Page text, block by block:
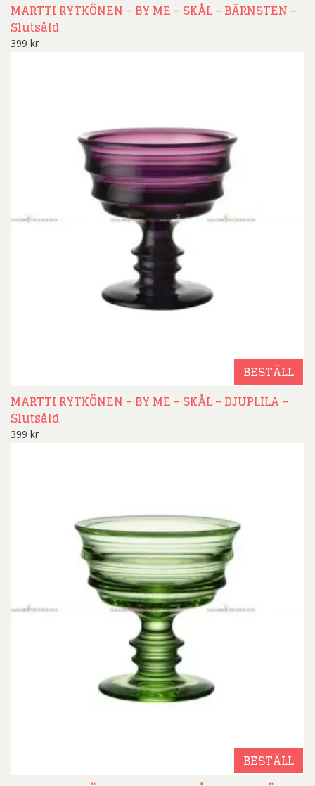
MARTTI RYTKÖNEN – BY ME – SKÅL – BÄRNSTEN –
Slutsåld
399 kr
BESTÄLL
MARTTI RYTKÖNEN – BY ME – SKÅL – DJUPLILA –
Slutsåld
399 kr
BESTÄLL